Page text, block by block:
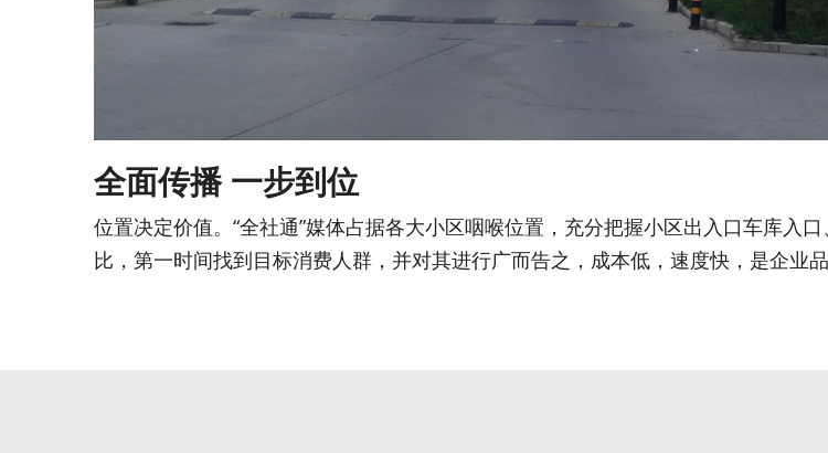
全面传播 一步到位
位置决定价值。“全社通”媒体占据各大小区咽喉位置，充分把握小区出入口车库入
比，第一时间找到目标消费人群，并对其进行广而告之，成本低，速度快，是企业